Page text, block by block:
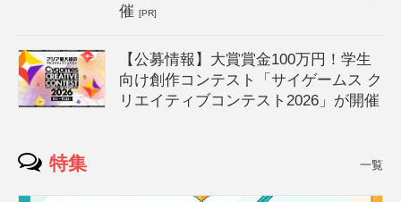
催[PR]
【公募情報】大賞賞金100万円！学生
向け創作コンテスト「サイゲームス ク
リエイティブコンテスト2026」が開催
特集 一覧